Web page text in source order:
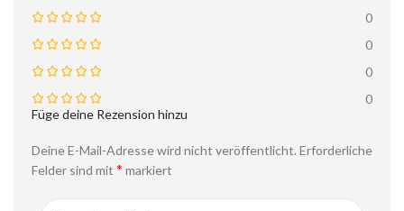
0
0
0
0
Füge deine Rezension hinzu
Deine E-Mail-Adresse wird nicht veröffentlicht. Erforderliche
Felder sind mit * markiert